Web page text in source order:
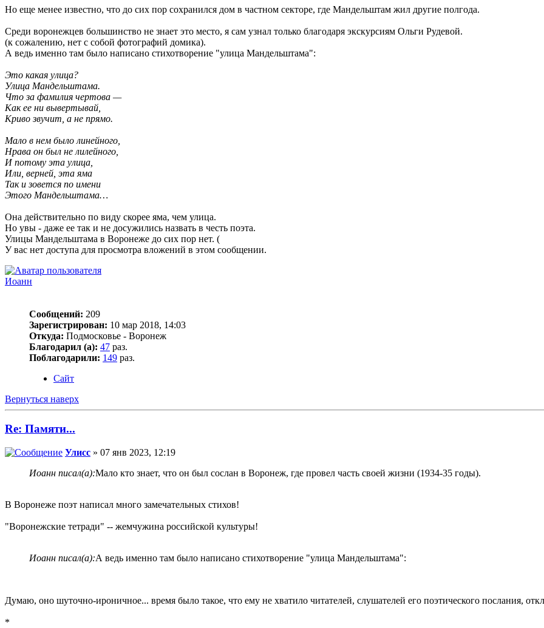
Но еще менее известно, что до сих пор сохранился дом в частном секторе, где Мандельштам жил другие полгода.
Среди воронежцев большинство не знает это место, я сам узнал только благодаря экскурсиям Ольги Рудевой.
(к сожалению, нет с собой фотографий домика).
А ведь именно там было написано стихотворение "улица Мандельштама":
Это какая улица?
Улица Мандельштама.
Что за фамилия чертова —
Как ее ни вывертывай,
Криво звучит, а не прямо.
Мало в нем было линейного,
Нрава он был не лилейного,
И потому эта улица,
Или, верней, эта яма
Так и зовется по имени
Этого Мандельштама…
Она действительно по виду скорее яма, чем улица.
Но увы - даже ее так и не досужились назвать в честь поэта.
Улицы Мандельштама в Воронеже до сих пор нет. (
У вас нет доступа для просмотра вложений в этом сообщении.
Иоанн
Сообщений: 209
Зарегистрирован: 10 мар 2018, 14:03
Откуда: Подмосковье - Воронеж
Благодарил (а): 47 раз.
Поблагодарили: 149 раз.
Сайт
Вернуться наверх
Re: Памяти...
Улисс » 07 янв 2023, 12:19
Иоанн писал(а):Мало кто знает, что он был сослан в Воронеж, где провел часть своей жизни (1934-35 годы).
В Воронеже поэт написал много замечательных стихов!
"Воронежские тетради" -- жемчужина российской культуры!
Иоанн писал(а):А ведь именно там было написано стихотворение "улица Мандельштама":
Думаю, оно шуточно-ироничное... время было такое, что ему не хватило читателей, слушателей его поэтического послания,
*